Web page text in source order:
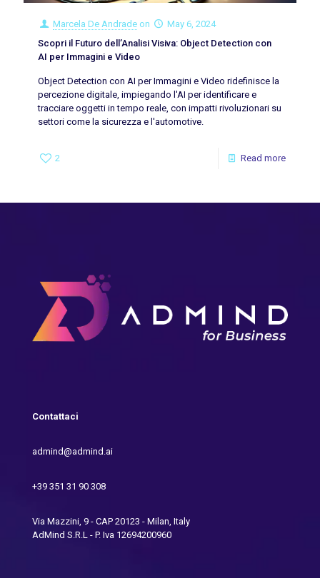
Marcela De Andrade on
May 6, 2024
Scopri il Futuro dell’Analisi Visiva: Object Detection con
AI per Immagini e Video
Object Detection con AI per Immagini e Video ridefinisce la
percezione digitale, impiegando l'AI per identificare e
tracciare oggetti in tempo reale, con impatti rivoluzionari su
settori come la sicurezza e l'automotive.
2 Read more
Contattaci
admind@admind.ai
+39 351 31 90 308
Via Mazzini, 9 - CAP 20123 - Milan, Italy
AdMind S.R.L - P. Iva 12694200960